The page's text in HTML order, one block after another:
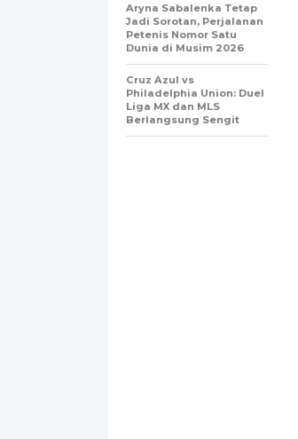
Aryna Sabalenka Tetap
Jadi Sorotan, Perjalanan
Petenis Nomor Satu
Dunia di Musim 2026
Cruz Azul vs
Philadelphia Union: Duel
Liga MX dan MLS
Berlangsung Sengit